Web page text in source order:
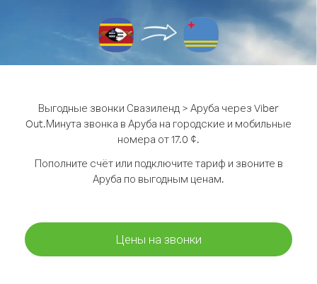
Выгодные звонки Свазиленд > Аруба через Viber
Out.Минута звонка в Аруба на городские и мобильные
номера от 17.0 ¢.
Пополните счёт или подключите тариф и звоните в
Аруба по выгодным ценам.
Цены на звонки